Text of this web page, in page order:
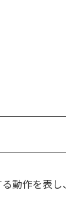
動作を表し、